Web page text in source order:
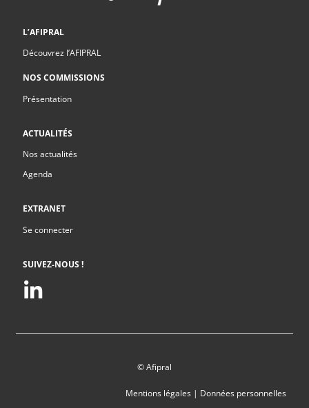
L’AFIPRAL
Découvrez l’AFIPRAL
NOS COMMISSIONS
Présentation
ACTUALITÉS
Nos actualités
Agenda
EXTRANET
Se connecter
SUIVEZ-NOUS !
© Afipral
Mentions légales| Données personnelles